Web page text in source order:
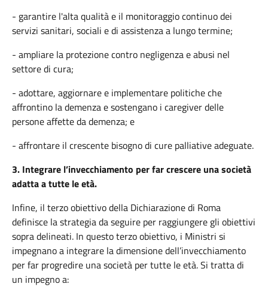
- garantire l'alta qualità e il monitoraggio continuo dei
servizi sanitari, sociali e di assistenza a lungo termine;
- ampliare la protezione contro negligenza e abusi nel
settore di cura;
- adottare, aggiornare e implementare politiche che
affrontino la demenza e sostengano i caregiverdelle
persone affette da demenza; e
- affrontare il crescente bisogno di cure palliative adeguate.
3. Integrare l’invecchiamento per farcrescere unasocietà
adattaatutte leetà.
Infine, il terzoobiettivodella Dichiarazionedi Roma
definisce lastrategiadaseguire per raggiungere gli obiettivi
sopradelineati. In questoterzoobiettivo, i Ministri si
impegnanoa integrare ladimensionedell’invecchiamento
per far progredire unasocietà pertutte leetà. Si trattadi
un impegnoa: